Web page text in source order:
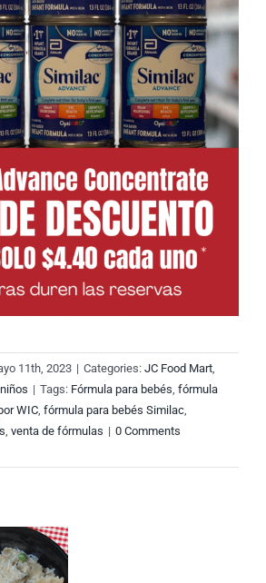
11th, 2023 | Categories: JC Food Mart,
| Tags: Fórmula para bebés, fórmula
WIC, fórmula para bebés Similac,
, venta de fórmulas | 0 Comments